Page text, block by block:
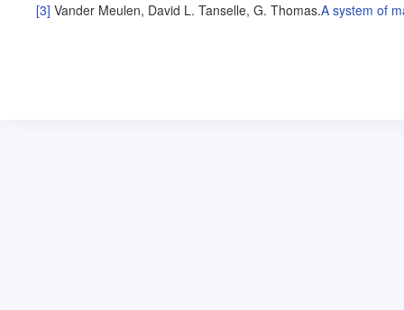
[3] Vander Meulen, David L. Tanselle, G. Thomas.A system of